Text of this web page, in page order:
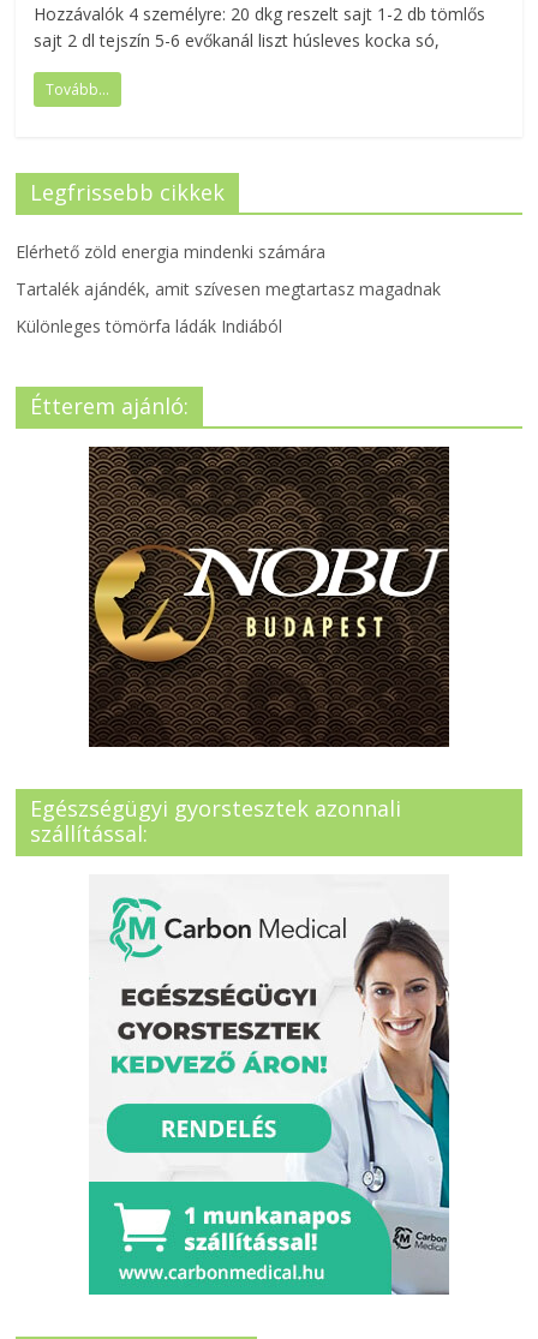
Hozzávalók 4 személyre: 20 dkg reszelt sajt 1-2 db tömlős
sajt 2 dl tejszín 5-6 evőkanál liszt húsleves kocka só,
Tovább...
Legfrissebb cikkek
Elérhető zöld energia mindenki számára
Tartalék ajándék, amit szívesen megtartasz magadnak
Különleges tömörfa ládák Indiából
Étterem ajánló:
Egészségügyi gyorstesztek azonnali
szállítással: